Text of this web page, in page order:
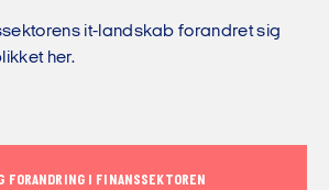
it-landskab forandret sig
her.
FORANDRING I FINANSSEKTOREN